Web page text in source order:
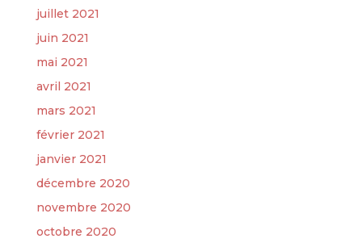
juillet 2021
juin 2021
mai 2021
avril 2021
mars 2021
février 2021
janvier 2021
décembre 2020
novembre 2020
octobre 2020